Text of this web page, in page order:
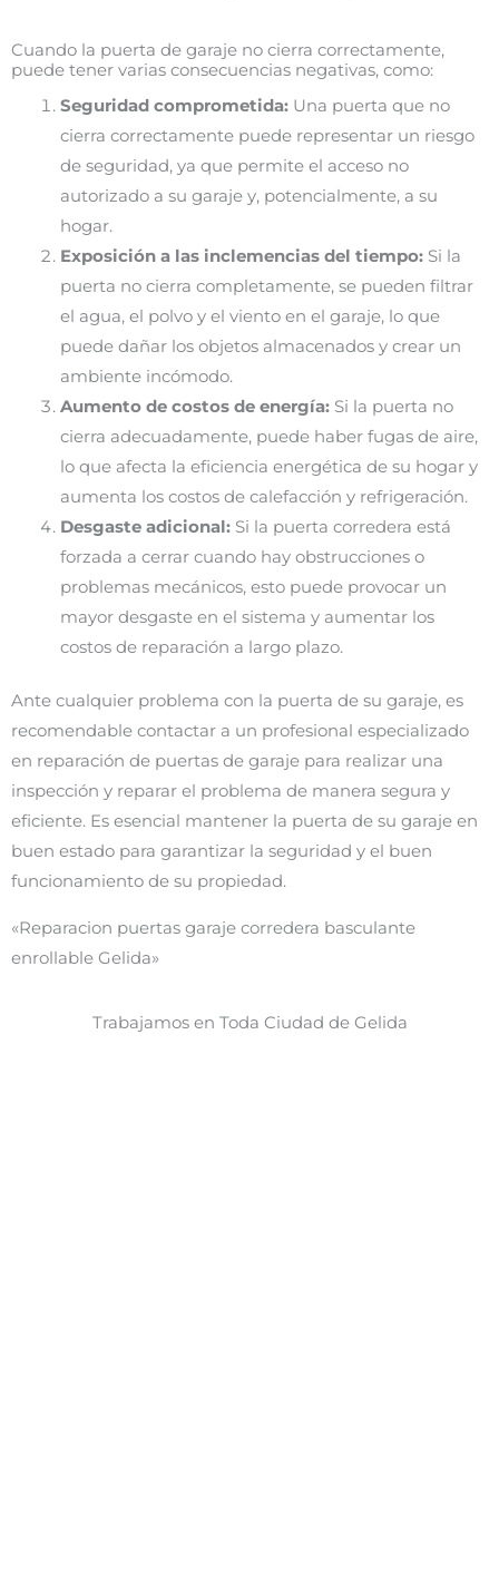
Cuando la puerta de garaje no cierra correctamente,
puede tener varias consecuencias negativas, como:
Seguridad comprometida:Una puerta que no
cierra correctamente puede representar un riesgo
de seguridad, ya que permite el acceso no
autorizado a su garaje y, potencialmente, a su
hogar.
Exposición a las inclemencias del tiempo:Si la
puerta no cierra completamente, se pueden filtrar
el agua, el polvo y el viento en el garaje, lo que
puede dañar los objetos almacenados y crear un
ambiente incómodo.
Aumento de costos de energía:Si la puerta no
cierra adecuadamente, puede haber fugas de aire,
lo que afecta la eficiencia energética de su hogar y
aumenta los costos de calefacción y refrigeración.
Desgaste adicional:Si la puerta corredera está
forzada a cerrar cuando hay obstrucciones o
problemas mecánicos, esto puede provocar un
mayor desgaste en el sistema y aumentar los
costos de reparación a largo plazo.
Ante cualquier problema con la puerta de su garaje, es
recomendable contactar a un profesional especializado
en reparación de puertas de garaje para realizar una
inspección y reparar el problema de manera segura y
eficiente. Es esencial mantener la puerta de su garaje en
buen estado para garantizar la seguridad y el buen
funcionamiento de su propiedad.
«Reparacion puertas garaje corredera basculante
enrollable Gelida»
Trabajamos en Toda Ciudad de Gelida